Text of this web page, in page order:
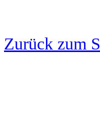
Zurück zum